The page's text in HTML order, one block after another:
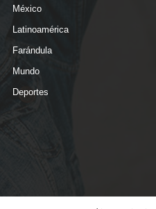
México
Latinoamérica
Farándula
Mundo
Deportes